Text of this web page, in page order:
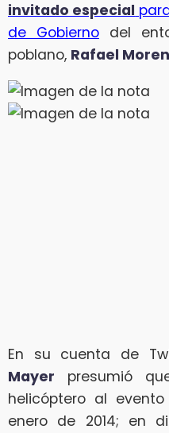
invitado especial
de Gobierno del
poblano, Rafael
En su cuenta de
Mayer presumió
helicóptero al
enero de 2014; en